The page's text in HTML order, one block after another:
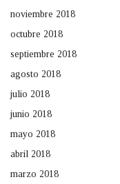
noviembre 2018
octubre 2018
septiembre 2018
agosto 2018
julio 2018
junio 2018
mayo 2018
abril 2018
marzo 2018